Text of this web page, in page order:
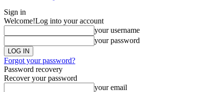
Sign in
Welcome!Log into your account
your username
your password
Forgot your password?
Password recovery
Recover your password
your email